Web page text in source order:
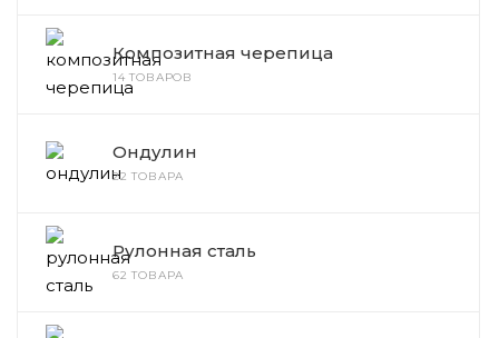
Композитная черепица
14 ТОВАРОВ
Ондулин
22 ТОВАРА
Рулонная сталь
62 ТОВАРА